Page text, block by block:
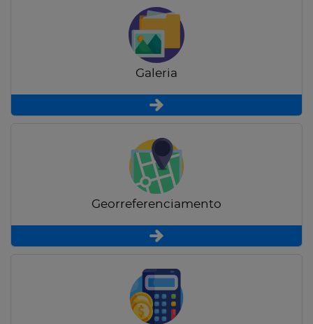
Galeria
Georreferenciamento